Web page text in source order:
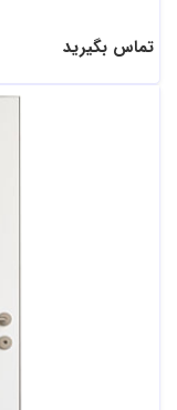
تماس بگیرید